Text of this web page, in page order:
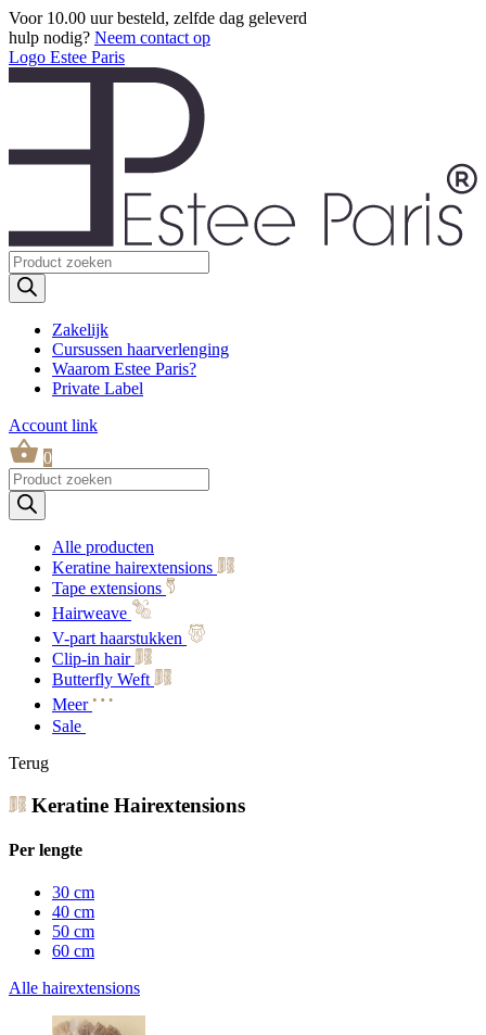
Voor 10.00 uur besteld, zelfde dag geleverd
hulp nodig? Neem contact op
Logo Estee Paris
Producten
zoeken
Zakelijk
Cursussen haarverlenging
Waarom Estee Paris?
Private Label
Account link
0
Producten
zoeken
Alle producten
Keratine hairextensions
Tape extensions
Hairweave
V-part haarstukken
Clip-in hair
Butterfly Weft
Meer
Sale
Terug
Keratine Hairextensions
Per lengte
30 cm
40 cm
50 cm
60 cm
Alle hairextensions